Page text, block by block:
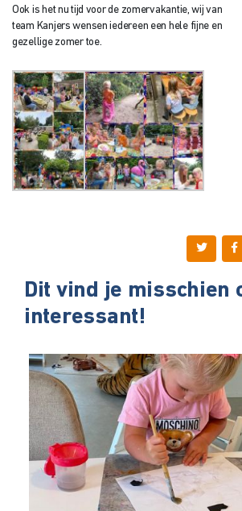
Ook is het nu tijd voor de zomervakantie, wij van
team Kanjers wensen iedereen een hele fijne en
gezellige zomer toe.
Dit vind je misschien
interessant!